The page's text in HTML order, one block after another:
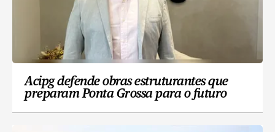
Acipg defende obras estruturantes que
preparam Ponta Grossa para o futuro